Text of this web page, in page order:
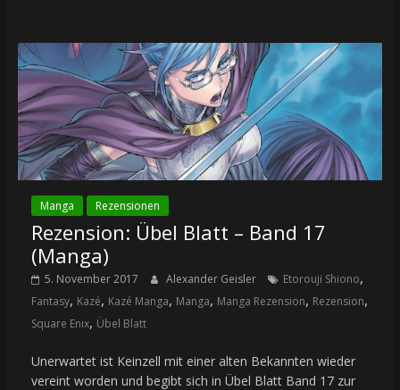
Manga Rezensionen
Rezension: Übel Blatt – Band 17
(Manga)
5. November 2017 Alexander Geisler Etorouji Shiono,
Fantasy, Kazé, Kazé Manga, Manga, Manga Rezension, Rezension,
Square Enix, Übel Blatt
Unerwartet ist Keinzell mit einer alten Bekannten wieder
vereint worden und begibt sich in Übel Blatt Band 17 zur